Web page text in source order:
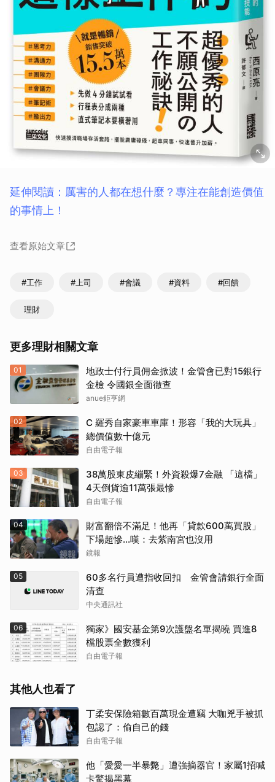
延伸閱讀：厲害的人都在想什麼？專注在能創造價值
的事情上！
查看原始文章
#工作 #上司 #會議 #資料 #回饋
理財
更多理財相關文章
01
地政士付行員佣金掀波！金管會已對15銀行
金檢 令國銀全面徹查
anue鉅亨網
02
C 羅秀自家豪車車庫！形容「我的大玩具」
總價值數十億元
自由電子報
03
38萬股東皮繃緊！外資殺爆7金融 「這檔」
4天倒貨逾11萬張最慘
自由電子報
04
財富翻倍不滿足！他再「貸款600萬買股」
下場超慘...嘆：去紫南宮也沒用
鏡報
05
60多名行員遭指收回扣 金管會請銀行全面
清查
中央通訊社
06
獨家》國安基金第9次護盤名單揭曉 買進8
檔股票全數獲利
自由電子報
其他人也看了
丁柔安保險箱數百萬現金遭竊 大咖兇手被抓
包認了：偷自己的錢
自由電子報
他「愛愛一半暴斃」遭強摘器官！家屬1招喊
卡驚揭黑幕
取消